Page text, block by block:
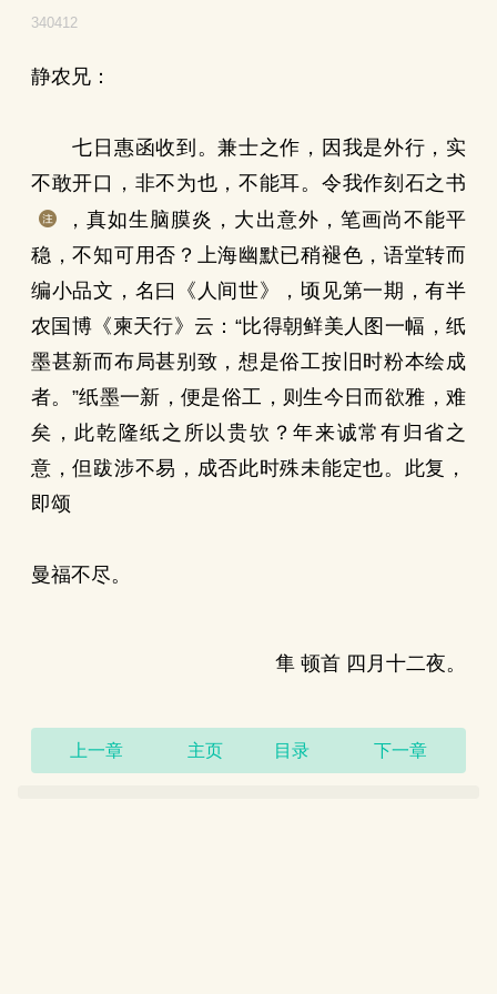
340412
静农兄：
七日惠函收到。兼士之作，因我是外行，实
不敢开口，非不为也，不能耳。令我作刻石之书
，真如生脑膜炎，大出意外，笔画尚不能平
稳，不知可用否？上海幽默已稍褪色，语堂转而
编小品文，名曰《人间世》，顷见第一期，有半
农国博《柬天行》云：“比得朝鲜美人图一幅，纸
墨甚新而布局甚别致，想是俗工按旧时粉本绘成
者。”纸墨一新，便是俗工，则生今日而欲雅，难
矣，此乾隆纸之所以贵欤？年来诚常有归省之
意，但跋涉不易，成否此时殊未能定也。此复，
即颂
曼福不尽。
隼 顿首 四月十二夜。
上一章 主页 目录 下一章